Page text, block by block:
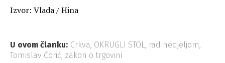
Izvor: Vlada / Hina
U ovom članku: Crkva, OKRUGLI STOL, rad nedjeljom,
Tomislav Ćorić, zakon o trgovini